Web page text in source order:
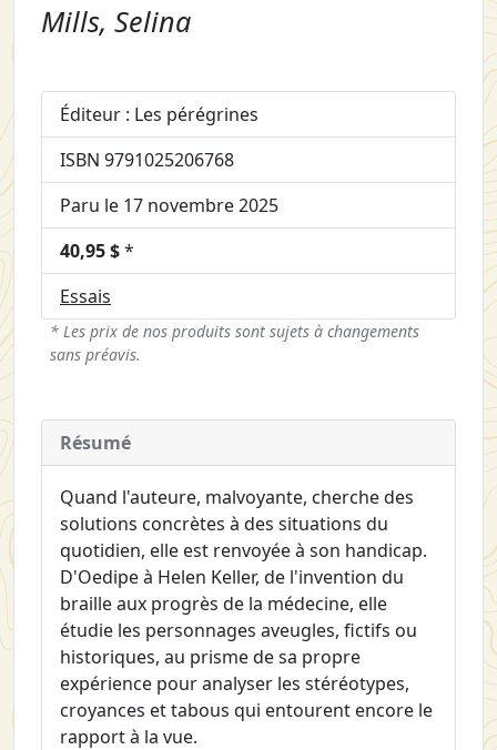
Mills, Selina
Éditeur : Les pérégrines
ISBN 9791025206768
Paru le 17 novembre 2025
40,95 $*
Essais
* Les prix de nos produits sont sujets à changements
sans préavis.
Résumé
Quand l'auteure, malvoyante, cherche des
solutions concrètes à des situations du
quotidien, elle est renvoyée à son handicap.
D'Oedipe à Helen Keller, de l'invention du
braille aux progrès de la médecine, elle
étudie les personnages aveugles, fictifs ou
historiques, au prisme de sa propre
expérience pour analyser les stéréotypes,
croyances et tabous qui entourent encore le
rapport à la vue.